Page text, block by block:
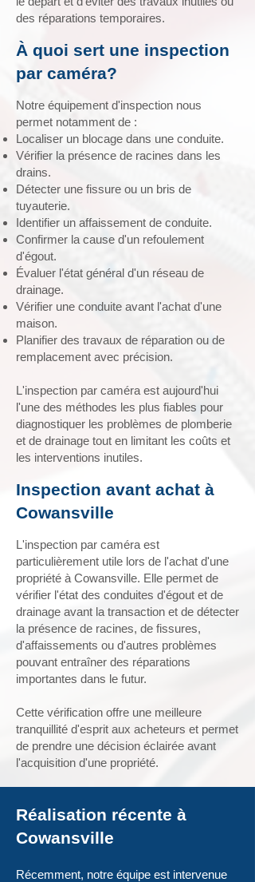
des réparations temporaires.
À quoi sert une inspection
par caméra?
Notre équipement d'inspection nous
permet notamment de :
Localiser un blocage dans une conduite.
Vérifier la présence de racines dans les
drains.
Détecter une fissure ou un bris de
tuyauterie.
Identifier un affaissement de conduite.
Confirmer la cause d'un refoulement
d'égout.
Évaluer l'état général d'un réseau de
drainage.
Vérifier une conduite avant l'achat d'une
maison.
Planifier des travaux de réparation ou de
remplacement avec précision.
L'inspection par caméra est aujourd'hui
l'une des méthodes les plus fiables pour
diagnostiquer les problèmes de plomberie
et de drainage tout en limitant les coûts et
les interventions inutiles.
Inspection avant achat à
Cowansville
L'inspection par caméra est
particulièrement utile lors de l'achat d'une
propriété à Cowansville. Elle permet de
vérifier l'état des conduites d'égout et de
drainage avant la transaction et de détecter
la présence de racines, de fissures,
d'affaissements ou d'autres problèmes
pouvant entraîner des réparations
importantes dans le futur.
Cette vérification offre une meilleure
tranquillité d'esprit aux acheteurs et permet
de prendre une décision éclairée avant
l'acquisition d'une propriété.
Réalisation récente à
Cowansville
Récemment, notre équipe est intervenue